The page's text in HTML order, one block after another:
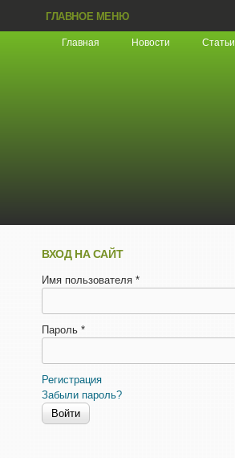
ГЛАВНОЕ МЕНЮ
Главная Новости Статьи
ВХОД НА САЙТ
Имя пользователя *
Пароль *
Регистрация
Забыли пароль?